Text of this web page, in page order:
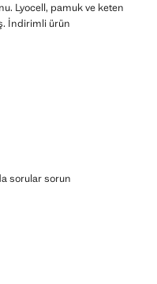
Lyocell, pamuk ve keten
İndirimli ürün
sorular sorun